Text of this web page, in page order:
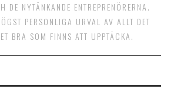
DE NYTÄNKANDE ENTREPRENÖRERNA.
PERSONLIGA URVAL AV ALLT DET
BRA SOM FINNS ATT UPPTÄCKA.